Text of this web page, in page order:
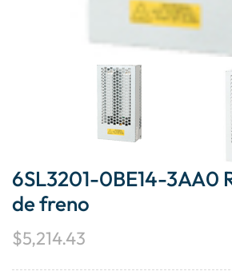
6SL3201-0BE14-3AA0
de freno
$5,214.43